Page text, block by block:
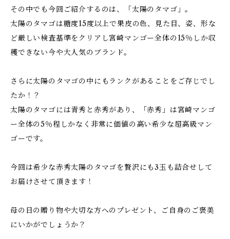
その中でも今回ご紹介するのは、「太陽のタマゴ」。
太陽のタマゴは糖度15度以上で果皮の色、見た目、姿、形な
ど厳しい検査基準をクリアし宮崎マンゴー全体の15％しか収
穫できない今や大人気のブランド。
さらに太陽のタマゴの中にもランクがあることをご存じでし
たか！？
太陽のタマゴには青秀と赤秀があり、「赤秀」は宮崎マンゴ
ー全体の5％程しかなく非常に価値の高い希少な超高級マン
ゴーです。
今回は希少な赤秀太陽のタマゴを贅沢にも3玉も詰合せして
お届けさせて頂きます！
母の日の贈り物や大切な方へのプレゼント、ご自身のご褒美
にいかがでしょうか？